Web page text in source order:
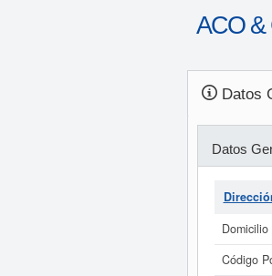
ACO &
Datos
Datos
Código